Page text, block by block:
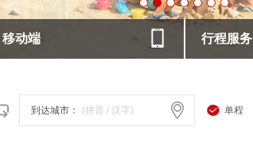
移动端 行程服务
到达城市： 单程